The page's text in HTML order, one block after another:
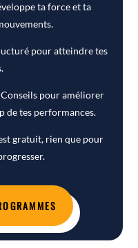
ta force et ta
pour atteindre tes
Conseils pour améliorer
de tes performances.
gratuit, rien que pour